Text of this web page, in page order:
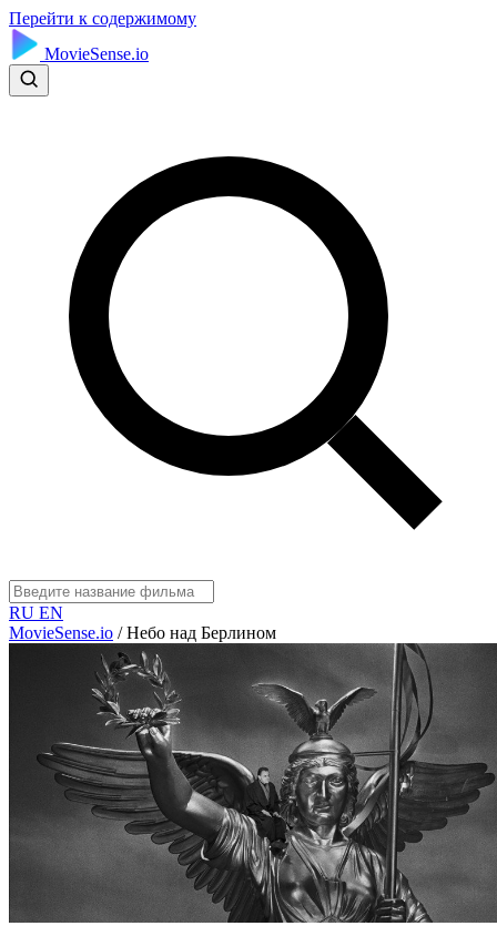
Перейти к содержимому
MovieSense.io
RU EN
MovieSense.io / Небо над Берлином